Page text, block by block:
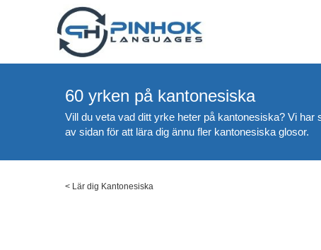
60 yrken på kantonesiska
Vill du veta vad ditt yrke heter på kantonesiska? Vi
av sidan för att lära dig ännu fler kantonesiska glosor.
< Lär dig Kantonesiska